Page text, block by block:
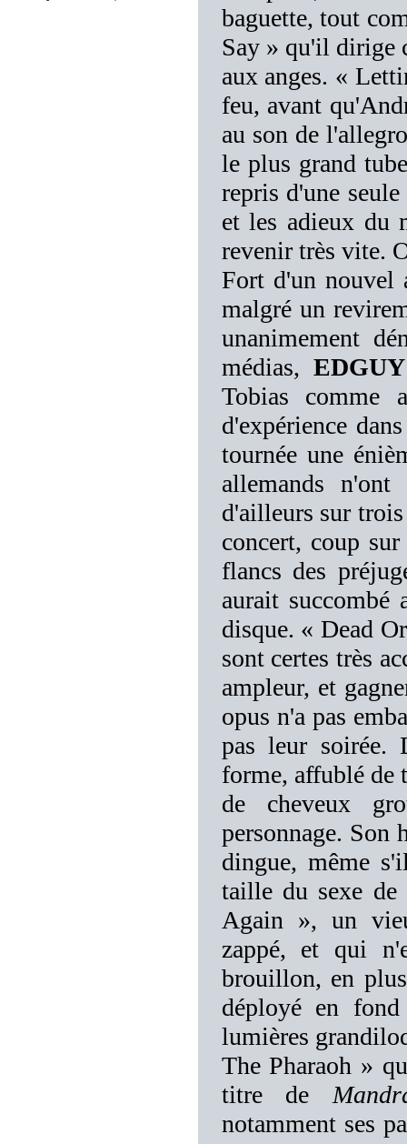
baguette, tout
Say » qu'il dirige
aux anges. «
feu, avant
au son de
le plus grand
repris d'une
et les adieux du
revenir très vite.
Fort d'un nouvel
malgré un
unanimement
médias,EDGUY
Tobias comme
d'expérience
tournée une
allemands
d'ailleurs sur
concert, coup
flancs des
aurait succombé
disque. « Dead
sont certes très
ampleur, et
opus n'a pas
pas leur soirée.
forme, affublé de
de cheveux
personnage. Son
dingue, même
taille du sexe
Again », un
zappé, et qui
brouillon, en
déployé en
lumières
The Pharaoh »
titre de
notamment ses